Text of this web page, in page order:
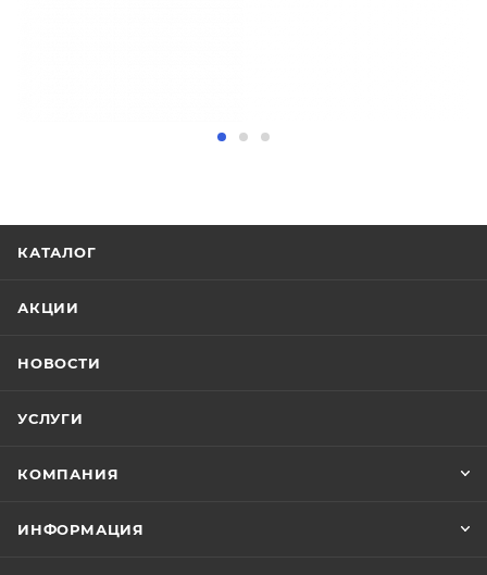
КАТАЛОГ
АКЦИИ
НОВОСТИ
УСЛУГИ
КОМПАНИЯ
ИНФОРМАЦИЯ